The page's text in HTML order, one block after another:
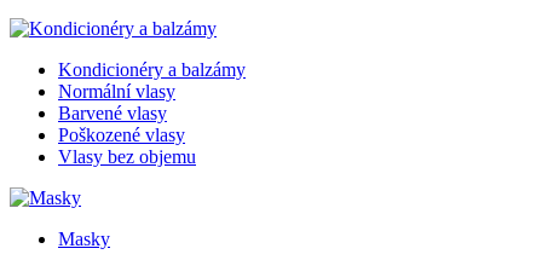
Kondicionéry a balzámy
Normální vlasy
Barvené vlasy
Poškozené vlasy
Vlasy bez objemu
Masky